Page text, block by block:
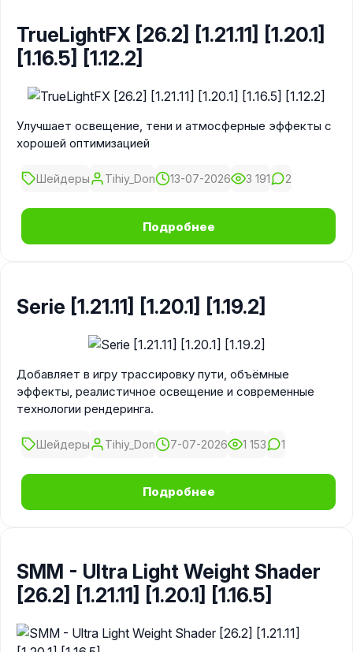
TrueLightFX [26.2] [1.21.11] [1.20.1]
[1.16.5] [1.12.2]
Улучшает освещение, тени и атмосферные эффекты с
хорошей оптимизацией
Шейдеры Tihiy_Don 13-07-2026 3 191 2
Подробнее
Serie [1.21.11] [1.20.1] [1.19.2]
Добавляет в игру трассировку пути, объёмные
эффекты, реалистичное освещение и современные
технологии рендеринга.
Шейдеры Tihiy_Don 7-07-2026 1 153 1
Подробнее
SMM - Ultra Light Weight Shader
[26.2] [1.21.11] [1.20.1] [1.16.5]